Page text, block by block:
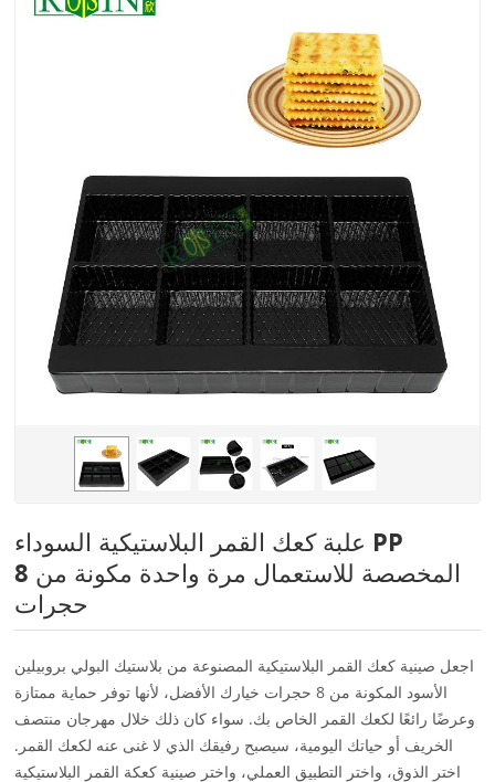
علبة كعك القمر البلاستيكية السوداء PP
المخصصة للاستعمال مرة واحدة مكونة من 8
حجرات
اجعل صينية كعك القمر البلاستيكية المصنوعة من بلاستيك البولي بروبيلين
الأسود المكونة من 8 حجرات خيارك الأفضل، لأنها توفر حماية ممتازة
وعرضًا رائعًا لكعك القمر الخاص بك. سواء كان ذلك خلال مهرجان منتصف
الخريف أو حياتك اليومية، سيصبح رفيقك الذي لا غنى عنه لكعك القمر.
اختر الذوق، واختر التطبيق العملي، واختر صينية كعكة القمر البلاستيكية